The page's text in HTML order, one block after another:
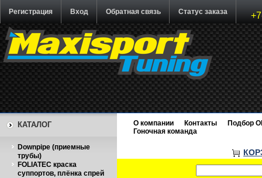
Регистрация Вход Обратная связь Статус заказа
КАТАЛОГ
Downpipe (приемные
трубы)
FOLIATEC краска
суппортов, плёнка спрей
О компании Контакты
Подбор
Гоночная команда